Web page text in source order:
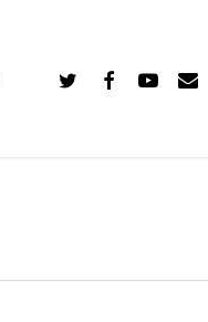
TwitterFacebookYoutube
Email